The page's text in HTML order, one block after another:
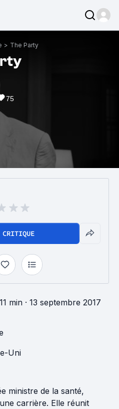
> The Party
75
CRITIQUE
min · 13 septembre 2017
Uni
ministre de la santé,
carrière. Elle réunit